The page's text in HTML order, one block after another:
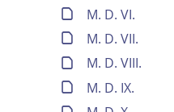
M. D. VI.
M. D. VII.
M. D. VIII.
M. D. IX.